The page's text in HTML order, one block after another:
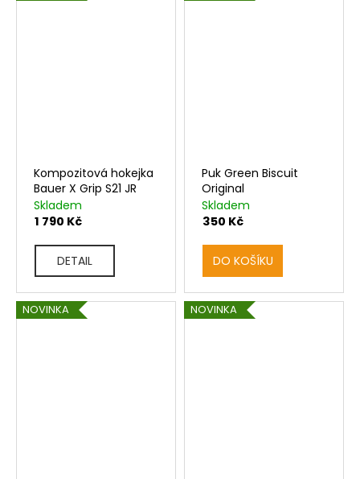
Kompozitová hokejka
Bauer X Grip S21 JR
Skladem
1 790 Kč
DETAIL
Puk Green Biscuit
Original
Skladem
350 Kč
DO KOŠÍKU
NOVINKA NOVINKA